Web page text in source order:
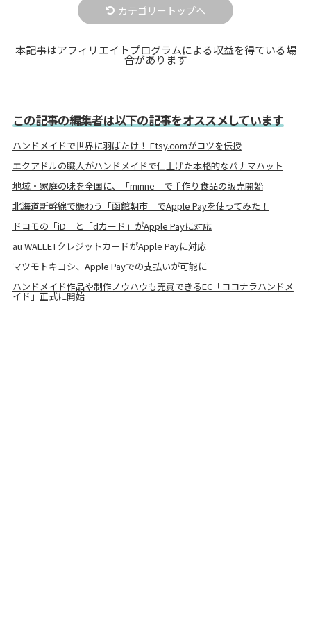
カテゴリートップへ
本記事はアフィリエイトプログラムによる収益を得ている場
合があります
この記事の編集者は以下の記事をオススメしています
ハンドメイドで世界に羽ばたけ！ Etsy.comがコツを伝授
エクアドルの職人がハンドメイドで仕上げた本格的なパナマハット
地域・家庭の味を全国に、「minne」で手作り食品の販売開始
北海道新幹線で賑わう「函館朝市」でApple Payを使ってみた！
ドコモの「iD」と「dカード」がApple Payに対応
au WALLETクレジットカードがApple Payに対応
マツモトキヨシ、Apple Payでの支払いが可能に
ハンドメイド作品や制作ノウハウも売買できるEC「ココナラハンドメ
イド」正式に開始